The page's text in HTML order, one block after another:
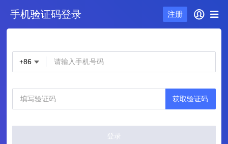
手机验证码登录 注册
+86
获取验证码
登录